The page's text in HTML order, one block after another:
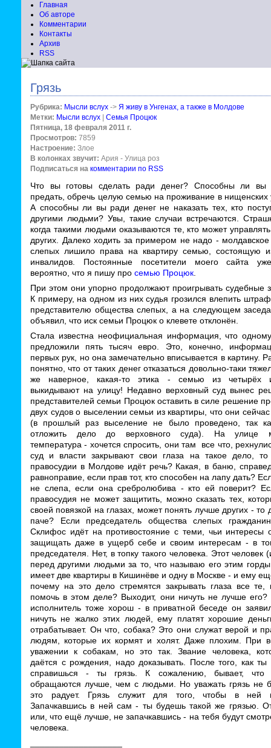
Главная
Об авторе
Комментарии
Контакты
Архив
RSS
Грязь
Рубрика: Мысли вслух -> Я живу в Унгенах, а также в Молдове
Метки: Мысли вслух
Семья Процюк
Пятница, 18 февраля 2011 г.
Просмотров: 7859
Настроение: Злое
В колонках звучит: Ария - Улица роз
Подписаться на комментарии по RSS
Что вы готовы сделать ради денег? Способны ли вы
предать, обречь целую семью на проживание в нищенских
А способны ли вы ради денег не наказать тех, кто
другими людьми? Увы, такие случаи встречаются.
когда такими людьми оказываются те, кто может
других. Далеко ходить за примером не надо -
слепых лишило права на квартиру семью, состоящую
инвалидов. Постоянные посетители моего сайта
вероятно, что я пишу про семью Процюк
При этом они упорно продолжают проигрывать судебные
К примеру, на одном из них судья грозился влепить
представителю общества слепых, а на следующем
объявил, что иск семьи Процюк о клевете отклонён.
Стала известна неофициальная информация, что
предложили пять тысяч евро. Это, конечно,
первых рук, но она замечательно вписывается в картину.
понятно, что от таких денег отказаться довольно-таки
же наверное, какая-то этика - семью из четырёх
выкидывают на улицу! Недавно верховный суд вынес
представителей семьи Процюк оставить в силе решение
двух судов о выселении семьи из квартиры, что они
(в прошлый раз выселение не было проведено, так
отложить дело до верховного суда). На улице
температура - хочется спросить, они там все что,
суд и власти закрывают свои глаза на такое дело,
правосудии в Молдове идёт речь? Какая, в баню,
равноправие, если прав тот, кто способен на лапу дать?
не слепа, если она сребролюбива - кто ей поверит?
правосудия не может защитить, можно сказать тех,
своей повязкой на глазах, может понять лучше других - то
паче? Если председатель общества слепых
Склифос идёт на противостояние с теми, чьи интересы
защищать даже в ущерб себе и своим интересам - в
председателя. Нет, в топку такого человека. Этот человек
перед другими людьми за то, что называю его этим
имеет две квартиры в Кишинёве и одну в Москве - и ему
почему на это дело стремятся закрывать глаза все те,
помочь в этом деле? Выходит, они ничуть не лучше
исполнитель тоже хорош - в приватной беседе он
ничуть не жалко этих людей, ему платят хорошие
отрабатывает. Он что, собака? Это они служат верой и
людям, которые их кормят и холят. Даже плохим. При
уважении к собакам, но это так. Звание человека,
даётся с рождения, надо доказывать. После того, как
справишься - ты грязь. К сожалению, бывает, что
обращаются лучше, чем с людьми. Но уважать грязь не
это радует. Грязь служит для того, чтобы в ней
Запачкавшись в ней сам - ты будешь такой же грязью.
или, что ещё лучше, не запачкавшись - на тебя будут
человека.